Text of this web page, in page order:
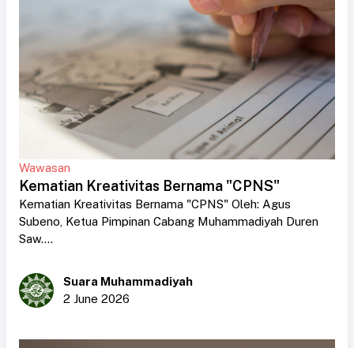
Wawasan
Kematian Kreativitas Bernama "CPNS"
Kematian Kreativitas Bernama "CPNS" Oleh: Agus
Subeno, Ketua Pimpinan Cabang Muhammadiyah Duren
Saw....
Suara Muhammadiyah
2 June 2026